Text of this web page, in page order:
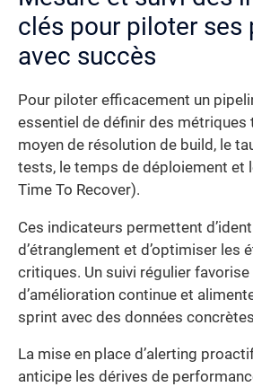
clés pour piloter ses
avec succès
Pour piloter efficacement un
essentiel de définir des métriques
moyen de résolution de build, le
tests, le temps de déploiement et
Time To Recover).
Ces indicateurs permettent
d’étranglement et d’optimiser les
critiques. Un suivi régulier
d’amélioration continue et
sprint avec des données
La mise en place d’alerting
anticipe les dérives de